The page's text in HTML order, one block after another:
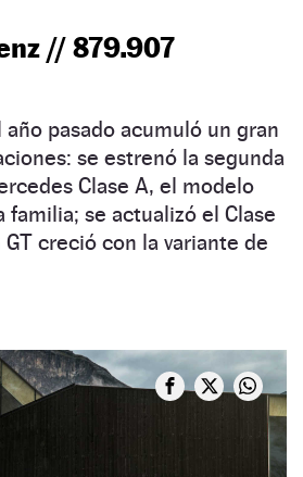
// 879.907
pasado acumuló un gran
se estrenó la segunda
Clase A, el modelo
familia; se actualizó el Clase
GT creció con la variante de